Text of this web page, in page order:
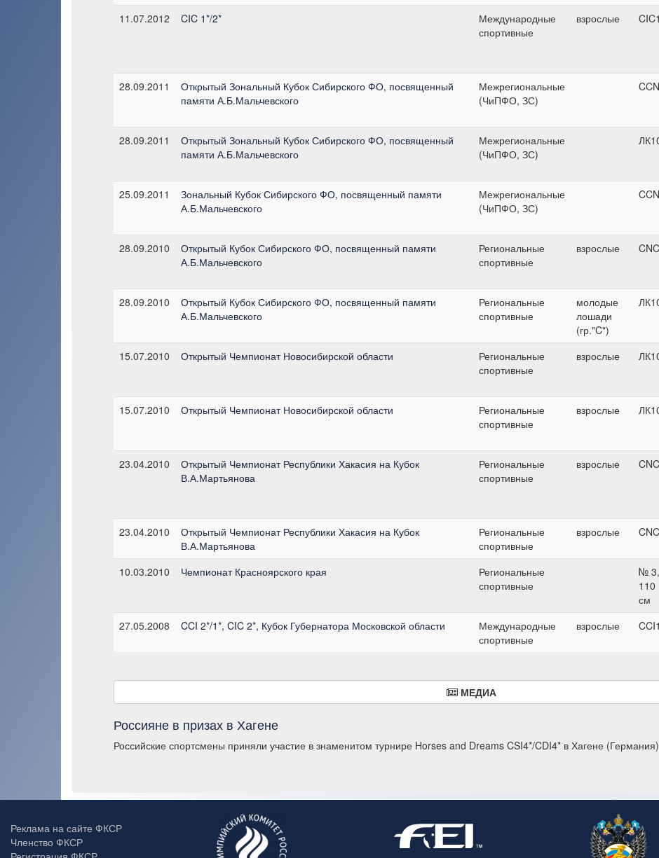
11.07.2012
CIC 1*/2*
Международные
спортивные
взрослые
28.09.2011
Открытый Зональный Кубок Сибирского ФО, посвященный
памяти А.Б.Мальчевского
Межрегиональные
(ЧиПФО, ЗС)
28.09.2011
Открытый Зональный Кубок Сибирского ФО, посвященный
памяти А.Б.Мальчевского
Межрегиональные
(ЧиПФО, ЗС)
25.09.2011
Зональный Кубок Сибирского ФО, посвященный памяти
А.Б.Мальчевского
Межрегиональные
(ЧиПФО, ЗС)
28.09.2010
Открытый Кубок Сибирского ФО, посвященный памяти
А.Б.Мальчевского
Региональные
спортивные
взрослые
28.09.2010
Открытый Кубок Сибирского ФО, посвященный памяти
А.Б.Мальчевского
Региональные
спортивные
молодые
лошади
(гр."C")
15.07.2010
Открытый Чемпионат Новосибирской области
Региональные
спортивные
взрослые
15.07.2010
Открытый Чемпионат Новосибирской области
Региональные
спортивные
взрослые
23.04.2010
Открытый Чемпионат Республики Хакасия на Кубок
В.А.Мартьянова
Региональные
спортивные
взрослые
23.04.2010
Открытый Чемпионат Республики Хакасия на Кубок
В.А.Мартьянова
Региональные
спортивные
взрослые
10.03.2010 Чемпионат Красноярского края
Региональные
спортивные
№ 3,
110
см
27.05.2008 CCI 2*/1*, CIC 2*, Кубок Губернатора Московской области
Международные
спортивные
взрослые
МЕДИА
Россияне в призах в Хагене
Российские спортсмены приняли участие в знаменитом турнире Horses and Dreams CSI4*/CDI4* в Хагене (Германия)
Реклама на сайте ФКСР
Членство ФКСР